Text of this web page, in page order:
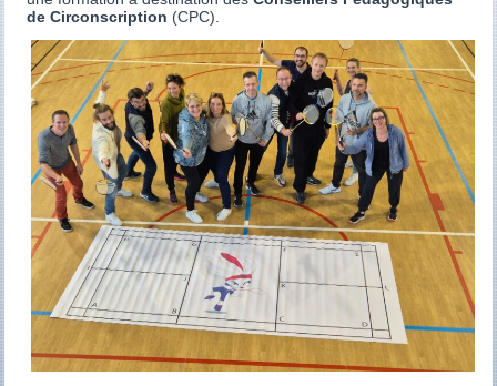
de Circonscription (CPC).